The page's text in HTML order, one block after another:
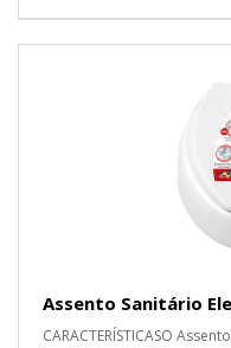
Assento Sanitário
CARACTERÍSTICASO